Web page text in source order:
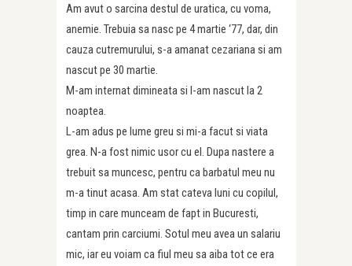
Am avut o sarcina destul de uratica, cu voma,
anemie. Trebuia sa nasc pe 4 martie ‘77, dar, din
cauza cutremurului, s-a amanat cezariana si am
nascut pe 30 martie.
M-am internat dimineata si l-am nascut la 2
noaptea.
L-am adus pe lume greu si mi-a facut si viata
grea. N-a fost nimic usor cu el. Dupa nastere a
trebuit sa muncesc, pentru ca barbatul meu nu
m-a tinut acasa. Am stat cateva luni cu copilul,
timp in care munceam de fapt in Bucuresti,
cantam prin carciumi. Sotul meu avea un salariu
mic, iar eu voiam ca fiul meu sa aiba tot ce era